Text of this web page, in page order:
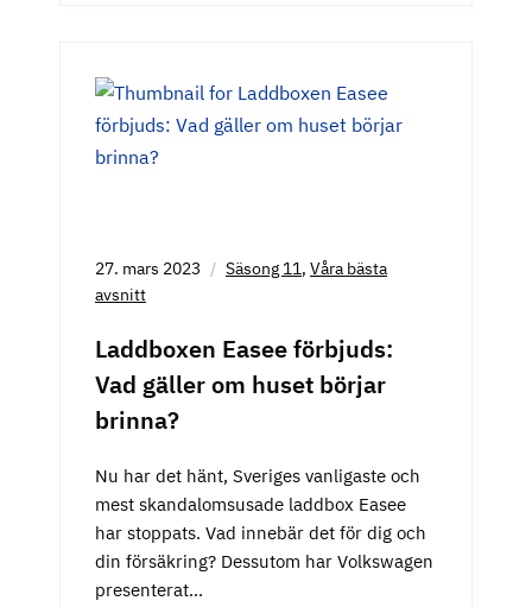
27. mars 2023 Säsong 11, Våra bästa
avsnitt
Laddboxen Easee förbjuds:
Vad gäller om huset börjar
brinna?
Nu har det hänt, Sveriges vanligaste och
mest skandalomsusade laddbox Easee
har stoppats. Vad innebär det för dig och
din försäkring? Dessutom har Volkswagen
presenterat…